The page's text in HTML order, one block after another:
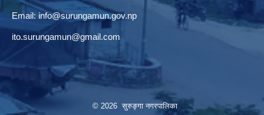
Email: info@surungamun.gov.np
ito.surungamun@gmail.com
© 2026 सुरुङ्‍गा नगरपालिका